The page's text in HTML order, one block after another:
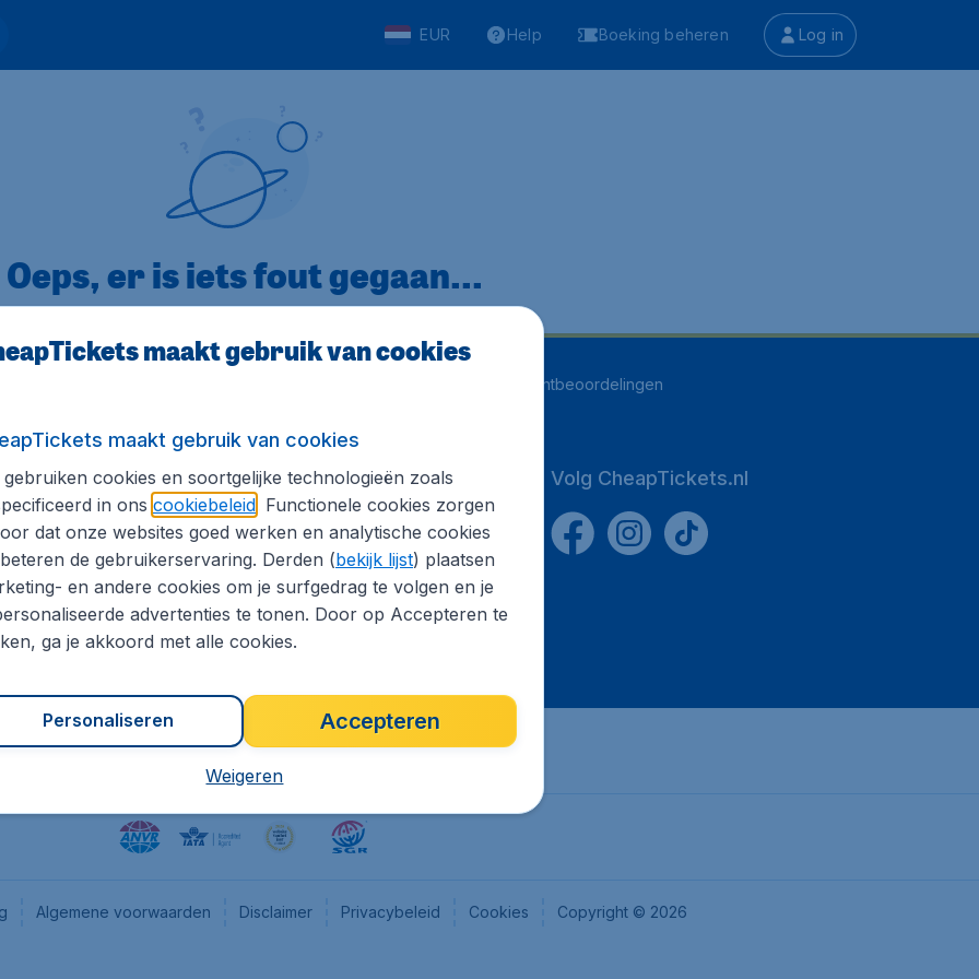
EUR Help Boeking beheren Log in
Oeps, er is iets fout gegaan...
klantbeoordelingen
informatie
pers
Internationale sites
CheapTickets.be
Flugladen.de
CheapTickets.ch
CheapTickets.sg
Volg CheapTickets.nl
Algemene voorwaarden Disclaimer Privacybeleid Cookies Copyright © 2026
maakt gebruik van cookies
maakt gebruik van cookies
gebruiken cookies en soortgelijke technologieën zoals
in ons cookiebeleid. Functionele cookies zorgen
dat onze websites goed werken en analytische cookies
de gebruikerservaring. Derden (bekijk lijst) plaatsen
en andere cookies om je surfgedrag te volgen en je
advertenties te tonen. Door op Accepteren te
ga je akkoord met alle cookies.
Accepteren
Personaliseren
Weigeren